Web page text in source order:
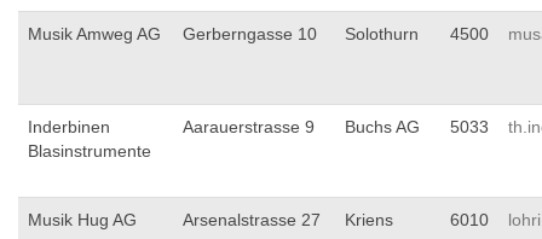
Musik Amweg AG Gerberngasse 10 Solothurn 4500
Inderbinen
Blasinstrumente
Aarauerstrasse 9 Buchs AG 5033
Musik Hug AG Arsenalstrasse 27 Kriens 6010